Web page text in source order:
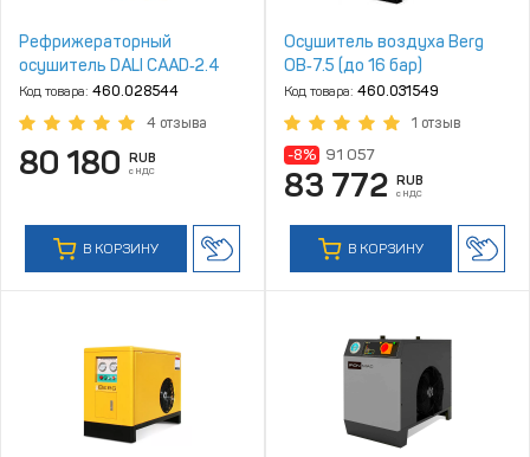
Рефрижераторный
осушитель DALI CAAD‑2.4
Код товара: 460.028544
4 отзыва
80 180 RUB
с НДС
В КОРЗИНУ
Осушитель воздуха Berg
ОВ‑7.5 (до 16 бар)
Код товара: 460.031549
1 отзыв
-8% 91 057
83 772 RUB
с НДС
В КОРЗИНУ